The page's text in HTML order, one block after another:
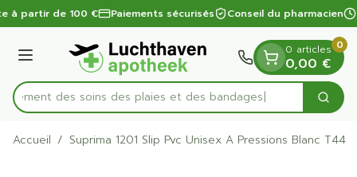
Aller au contenu
1 de 1
à partir de 100 € Paiements sécurisés Conseil du pharmacien
Menu
Rechercherdes soins des plaies et des bandages
0 articles
0,00 €
0
Accueil / Suprima 1201 Slip Pvc Unisex A Pressions Blanc T44